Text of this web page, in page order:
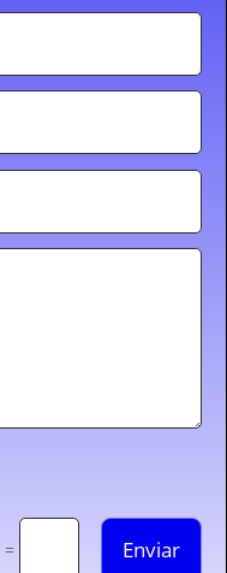
= Enviar